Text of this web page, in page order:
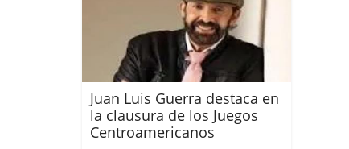
Juan Luis Guerra destaca en
la clausura de los Juegos
Centroamericanos